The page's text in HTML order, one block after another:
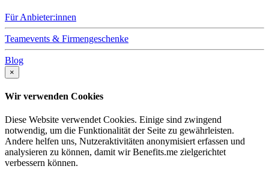
Für Anbieter:innen
Teamevents & Firmengeschenke
Blog
×
Wir verwenden Cookies
Diese Website verwendet Cookies. Einige sind zwingend
notwendig, um die Funktionalität der Seite zu gewährleisten.
Andere helfen uns, Nutzeraktivitäten anonymisiert erfassen und
analysieren zu können, damit wir Benefits.me zielgerichtet
verbessern können.